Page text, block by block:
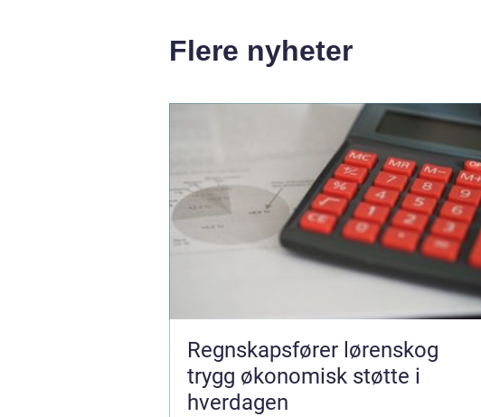
Flere nyheter
Regnskapsfører lørenskog
trygg økonomisk støtte i
hverdagen